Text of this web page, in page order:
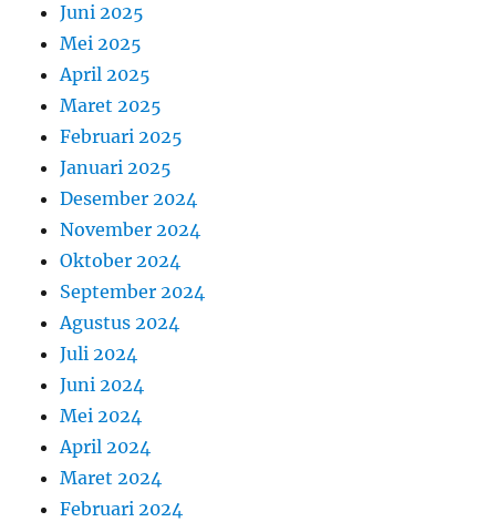
Juni 2025
Mei 2025
April 2025
Maret 2025
Februari 2025
Januari 2025
Desember 2024
November 2024
Oktober 2024
September 2024
Agustus 2024
Juli 2024
Juni 2024
Mei 2024
April 2024
Maret 2024
Februari 2024